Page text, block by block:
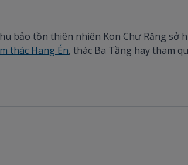
bảo tồn thiên nhiên Kon Chư Răng sở
thác Hang Én, thác Ba Tầng hay tham